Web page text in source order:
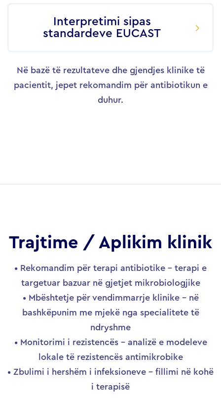
Interpretimi sipas
standardeve EUCAST
Në bazë të rezultateve dhe gjendjes klinike të
pacientit, jepet rekomandim për antibiotikun e
duhur.
Trajtime / Aplikim klinik
• Rekomandim për terapi antibiotike – terapi e
targetuar bazuar në gjetjet mikrobiologjike
• Mbështetje për vendimmarrje klinike – në
bashkëpunim me mjekë nga specialitete të
ndryshme
• Monitorimi i rezistencës – analizë e modeleve
lokale të rezistencës antimikrobike
• Zbulimi i hershëm i infeksioneve – fillimi në kohë
i terapisë